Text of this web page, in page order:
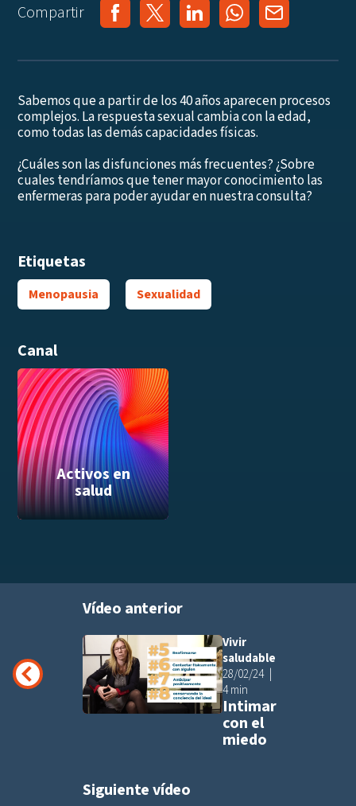
Compartir
Sabemos que a partir de los 40 años aparecen procesos
complejos. La respuesta sexual cambia con la edad,
como todas las demás capacidades físicas.
¿Cuáles son las disfunciones más frecuentes? ¿Sobre
cuales tendríamos que tener mayor conocimiento las
enfermeras para poder ayudar en nuestra consulta?
Etiquetas
Menopausia Sexualidad
Canal
Activos en
salud
Vídeo anterior
Añadir a
Vivir
saludable
28/02/24
4 min
Intimar
con el
miedo
Siguiente vídeo